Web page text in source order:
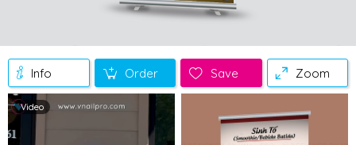
Info Order Save Zoom
Video